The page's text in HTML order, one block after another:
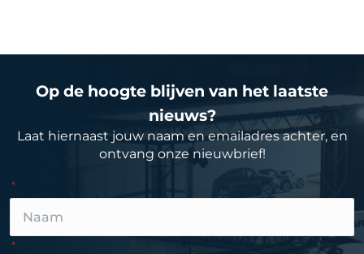
Op de hoogte blijven van het laatste
nieuws?
Laat hiernaast jouw naam en emailadres achter, en
ontvang onze nieuwbrief!